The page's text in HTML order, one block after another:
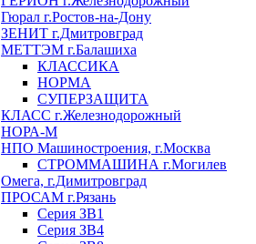
Гюрал г.Ростов-на-Дону
ЗЕНИТ г.Дмитровград
МЕТТЭМ г.Балашиха
КЛАССИКА
НОРМА
СУПЕРЗАЩИТА
КЛАСС г.Железнодорожный
НОРА-М
НПО Машиностроения, г.Москва
СТРОММАШИНА г.Могилев
Омега, г.Димитровград
ПРОСАМ г.Рязань
Серия ЗВ1
Серия ЗВ4